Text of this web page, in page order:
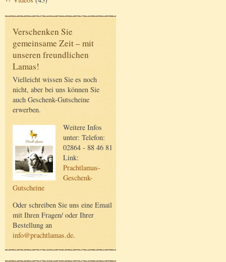
Verschenken Sie
gemeinsame Zeit – mit
unseren freundlichen
Lamas!
Vielleicht wissen Sie es noch
nicht, aber bei uns können Sie
auch Geschenk-Gutscheine
erwerben.
Weitere Infos
unter: Telefon:
02864 - 88 46 81
Link:
Prachtlamas-
Geschenk-
Gutscheine
Oder schreiben Sie uns eine Email
mit Ihren Fragen/ oder Ihrer
Bestellung an
info@prachtlamas.de.